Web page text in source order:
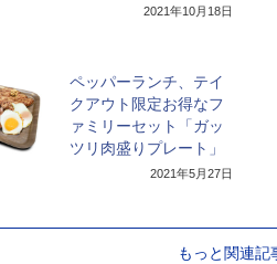
2021年10月18日
ペッパーランチ、テイ
クアウト限定お得なフ
ァミリーセット「ガッ
ツリ肉盛りプレート」
2021年5月27日
もっと関連記